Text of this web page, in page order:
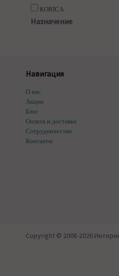
KORICA
Назначение
Навигация
О нас
Акции
Блог
Оплата и доставка
Сотрудничество
Контакты
Copyright © 2008-2026